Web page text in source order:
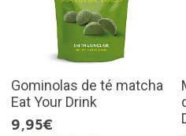
Gominolas de té matcha
Eat Your Drink
9,95€